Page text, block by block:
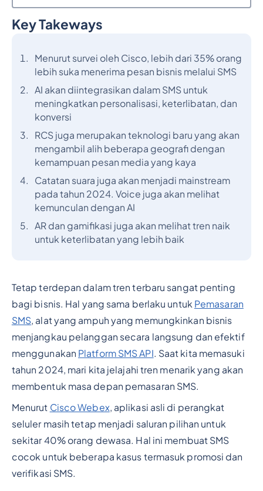
Key Takeways
Menurut survei oleh Cisco, lebih dari 35% orang
lebih suka menerima pesan bisnis melalui SMS
AI akan diintegrasikan dalam SMS untuk
meningkatkan personalisasi, keterlibatan, dan
konversi
RCS juga merupakan teknologi baru yang akan
mengambil alih beberapa geografi dengan
kemampuan pesan media yang kaya
Catatan suara juga akan menjadi mainstream
pada tahun 2024. Voice juga akan melihat
kemunculan dengan AI
AR dan gamifikasi juga akan melihat tren naik
untuk keterlibatan yang lebih baik
Tetap terdepan dalam tren terbaru sangat penting
bagi bisnis. Hal yang sama berlaku untuk Pemasaran
SMS, alat yang ampuh yang memungkinkan bisnis
menjangkau pelanggan secara langsung dan efektif
menggunakan Platform SMS API. Saat kita memasuki
tahun 2024, mari kita jelajahi tren menarik yang akan
membentuk masa depan pemasaran SMS.
Menurut Cisco Webex, aplikasi asli di perangkat
seluler masih tetap menjadi saluran pilihan untuk
sekitar 40% orang dewasa. Hal ini membuat SMS
cocok untuk beberapa kasus termasuk promosi dan
verifikasi SMS.
Judul 2